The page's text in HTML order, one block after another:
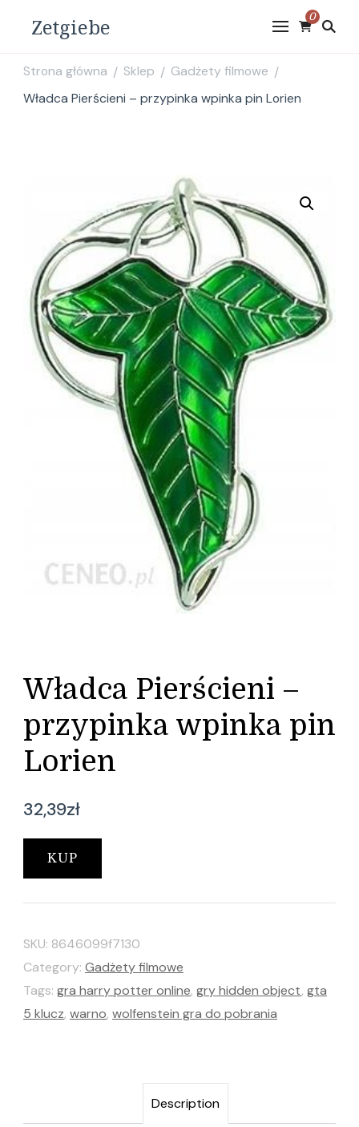
Zetgiebe 0
Strona główna / Sklep / Gadżety filmowe /
Władca Pierścieni – przypinka wpinka pin Lorien
Władca Pierścieni –
przypinka wpinka pin
Lorien
32,39zł
KUP
SKU: 8646099f7130
Category: Gadżety filmowe
Tags: gra harry potter online, gry hidden object, gta
5 klucz, warno, wolfenstein gra do pobrania
Description